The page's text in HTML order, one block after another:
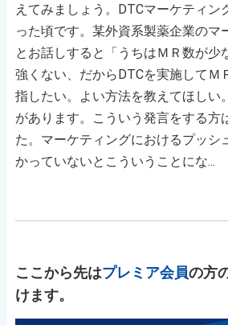
えてみましょう。DTCマーケティン
った頃です。某外資系製薬企業のマ
とお話しすると「うちはＭＲ数が少
強くない、だからDTCを実施してＭ
指したい。よい方法を教えてほしい
があります。こういう発言をする方
た。マーケティングにおけるプッシ
かっていないとこういうことにな...
ここから先はプレミア会員の方
けます。